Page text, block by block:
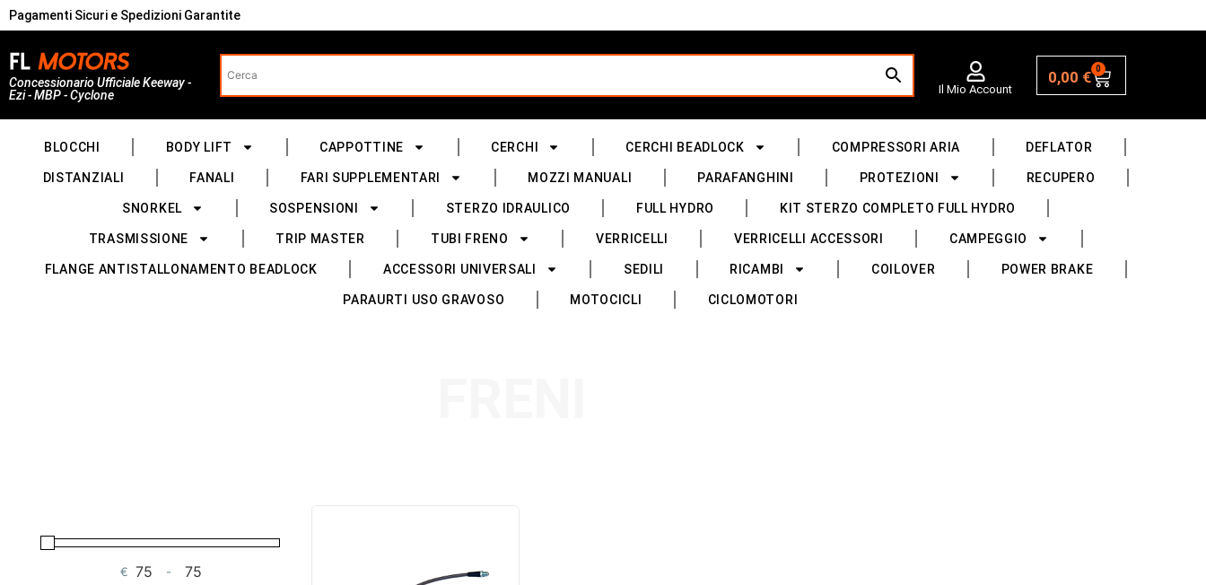
Pagamenti Sicuri e Spedizioni Garantite
Concessionario Ufficiale Keeway -
Ezi - MBP - Cyclone
Il Mio Account
0,00 € 0
BLOCCHI BODY LIFT CAPPOTTINE CERCHI CERCHI BEADLOCK COMPRESSORI ARIA DEFLATOR
DISTANZIALI FANALI FARI SUPPLEMENTARI MOZZI MANUALI PARAFANGHINI PROTEZIONI RECUPERO
SNORKEL SOSPENSIONI STERZO IDRAULICO FULL HYDRO KIT STERZO COMPLETO FULL HYDRO
TRASMISSIONE TRIP MASTER TUBI FRENO VERRICELLI VERRICELLI ACCESSORI CAMPEGGIO
FLANGE ANTISTALLONAMENTO BEADLOCK ACCESSORI UNIVERSALI SEDILI RICAMBI COILOVER POWER BRAKE
PARAURTI USO GRAVOSO MOTOCICLI CICLOMOTORI
€ Minimum Price
-Maximum Price